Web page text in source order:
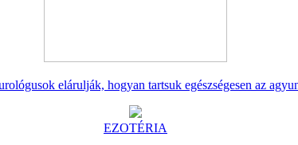
elárulják, hogyan tartsuk egészségesen az
EZOTÉRIA